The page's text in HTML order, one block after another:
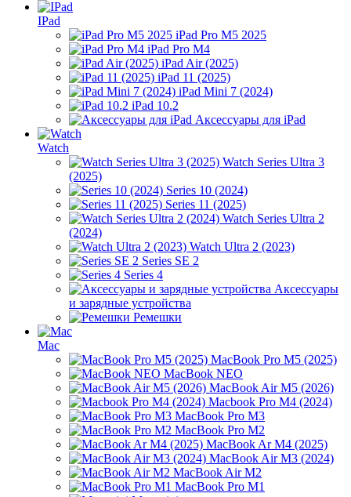
IPad
iPad Pro M5 2025
iPad Pro M4
iPad Air (2025)
iPad 11 (2025)
iPad Mini 7 (2024)
iPad 10.2
Аксессуары для iPad
Watch
Watch Series Ultra 3
(2025)
Series 10 (2024)
Series 11 (2025)
Watch Series Ultra 2
(2024)
Watch Ultra 2 (2023)
Series SE 2
Series 4
Аксессуары
и зарядные устройства
Ремешки
Mac
MacBook Pro M5 (2025)
MacBook NEO
MacBook Air M5 (2026)
Macbook Pro M4 (2024)
MacBook Pro M3
MacBook Pro M2
MacBook Ar M4 (2025)
MacBook Air M3 (2024)
MacBook Air M2
MacBook Pro M1